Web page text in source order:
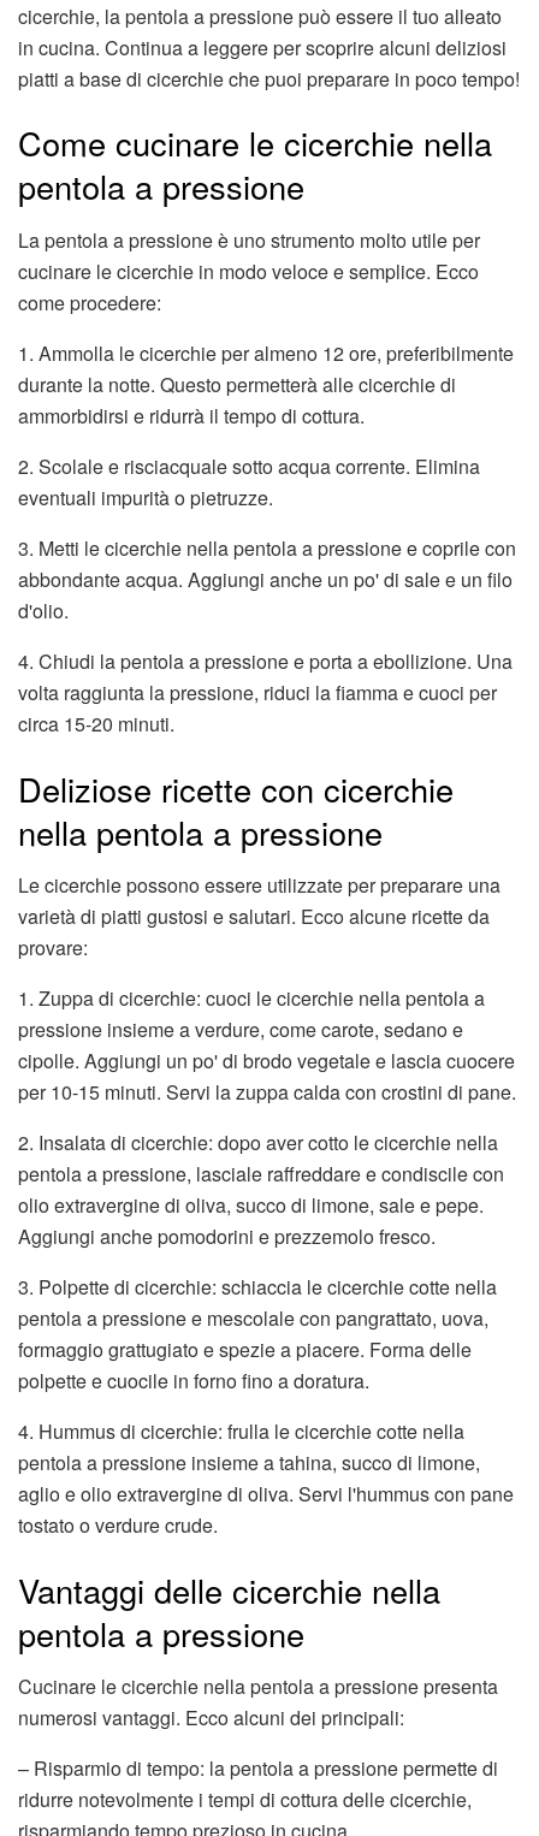
cicerchie, la pentola a pressione può essere il tuo alleato
in cucina. Continua a leggere per scoprire alcuni deliziosi
piatti a base di cicerchie che puoi preparare in poco tempo!
Come cucinare le cicerchie nella
pentola a pressione
La pentola a pressione è uno strumento molto utile per
cucinare le cicerchie in modo veloce e semplice. Ecco
come procedere:
1. Ammolla le cicerchie per almeno 12 ore, preferibilmente
durante la notte. Questo permetterà alle cicerchie di
ammorbidirsi e ridurrà il tempo di cottura.
2. Scolale e risciacquale sotto acqua corrente. Elimina
eventuali impurità o pietruzze.
3. Metti le cicerchie nella pentola a pressione e coprile con
abbondante acqua. Aggiungi anche un po' di sale e un filo
d'olio.
4. Chiudi la pentola a pressione e porta a ebollizione. Una
volta raggiunta la pressione, riduci la fiamma e cuoci per
circa 15-20 minuti.
Deliziose ricette con cicerchie
nella pentola a pressione
Le cicerchie possono essere utilizzate per preparare una
varietà di piatti gustosi e salutari. Ecco alcune ricette da
provare:
1. Zuppa di cicerchie: cuoci le cicerchie nella pentola a
pressione insieme a verdure, come carote, sedano e
cipolle. Aggiungi un po' di brodo vegetale e lascia cuocere
per 10-15 minuti. Servi la zuppa calda con crostini di pane.
2. Insalata di cicerchie: dopo aver cotto le cicerchie nella
pentola a pressione, lasciale raffreddare e condiscile con
olio extravergine di oliva, succo di limone, sale e pepe.
Aggiungi anche pomodorini e prezzemolo fresco.
3. Polpette di cicerchie: schiaccia le cicerchie cotte nella
pentola a pressione e mescolale con pangrattato, uova,
formaggio grattugiato e spezie a piacere. Forma delle
polpette e cuocile in forno fino a doratura.
4. Hummus di cicerchie: frulla le cicerchie cotte nella
pentola a pressione insieme a tahina, succo di limone,
aglio e olio extravergine di oliva. Servi l'hummus con pane
tostato o verdure crude.
Vantaggi delle cicerchie nella
pentola a pressione
Cucinare le cicerchie nella pentola a pressione presenta
numerosi vantaggi. Ecco alcuni dei principali:
– Risparmio di tempo: la pentola a pressione permette di
ridurre notevolmente i tempi di cottura delle cicerchie,